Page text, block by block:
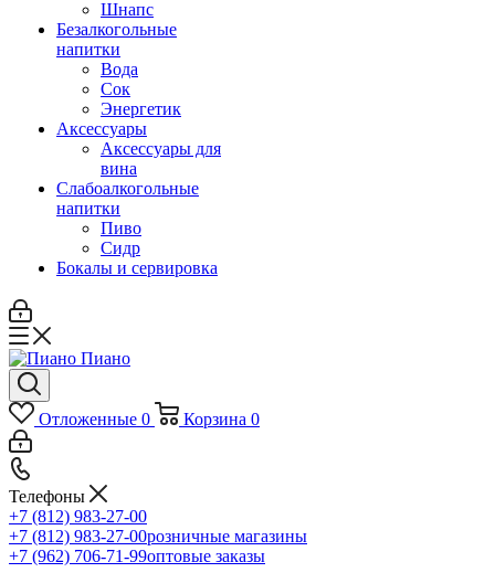
Шнапс
Безалкогольные
напитки
Вода
Сок
Энергетик
Аксессуары
Аксессуары для
вина
Слабоалкогольные
напитки
Пиво
Сидр
Бокалы и сервировка
Отложенные 0 Корзина 0
Телефоны
+7 (812) 983-27-00
+7 (812) 983-27-00розничные магазины
+7 (962) 706-71-99оптовые заказы